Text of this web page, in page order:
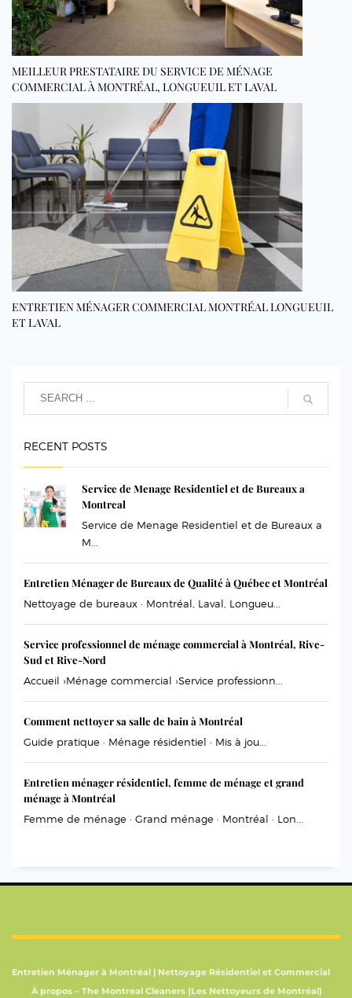
MEILLEUR PRESTATAIRE DU SERVICE DE MÉNAGE
COMMERCIAL À MONTRÉAL, LONGUEUIL ET LAVAL
ENTRETIEN MÉNAGER COMMERCIAL MONTRÉAL LONGUEUIL
ET LAVAL
RECENT POSTS
Service de Menage Residentiel et de Bureaux a
Montreal
Service de Menage Residentiel et de Bureaux a
M...
Entretien Ménager de Bureaux de Qualité à Québec et Montréal
Nettoyage de bureaux · Montréal, Laval, Longueu...
Service professionnel de ménage commercial à Montréal, Rive-
Sud et Rive-Nord
Accueil ›Ménage commercial ›Service professionn...
Comment nettoyer sa salle de bain à Montréal
Guide pratique · Ménage résidentiel · Mis à jou...
Entretien ménager résidentiel, femme de ménage et grand
ménage à Montréal
Femme de ménage · Grand ménage · Montréal · Lon...
Entretien Ménager à Montréal | Nettoyage Résidentiel et Commercial
À propos – The Montreal Cleaners (Les Nettoyeurs de Montréal)